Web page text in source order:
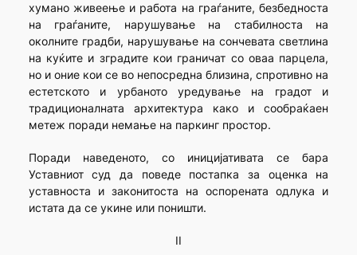
хумано живеење и работа на граѓаните, безбедноста
на граѓаните, нарушување на стабилноста на
околните градби, нарушување на сончевата светлина
на куќите и зградите кои граничат со оваа парцела,
но и оние кои се во непосредна близина, спротивно на
естетското и урбаното уредување на градот и
традиционалната архитектура како и сообраќаен
метеж поради немање на паркинг простор.
Поради наведеното, со иницијативата се бара
Уставниот суд да поведе постапка за оценка на
уставноста и законитоста на оспорената одлука и
истата да се укине или поништи.
II